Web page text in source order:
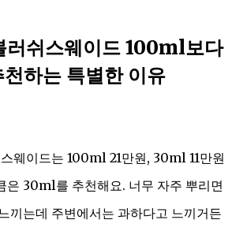
러쉬스웨이드 100ml보다
하는 특별한 이유
웨이드는 100ml 21만원, 30ml 11만원
은 30ml를 추천해요. 너무 자주 뿌리면
끼는데 주변에서는 과하다고 느끼거든